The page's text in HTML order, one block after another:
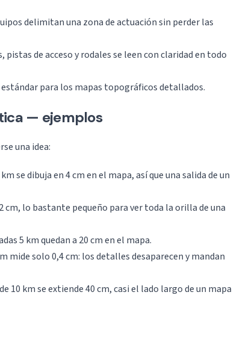
delimitan una zona de actuación sin perder las
de acceso y rodales se leen con claridad en todo
estándar para los mapas topográficos detallados.
— ejemplos
una idea:
se dibuja en 4 cm en el mapa, así que una salida de un
cm, lo bastante pequeño para ver toda la orilla de una
5 km quedan a 20 cm en el mapa.
mide solo 0,4 cm: los detalles desaparecen y mandan
10 km se extiende 40 cm, casi el lado largo de un mapa